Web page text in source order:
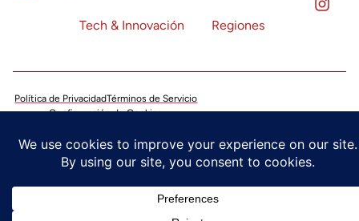
Tech & Innovación Regiones
Política de PrivacidadTérminos de Servicio
Configuración de Cookies